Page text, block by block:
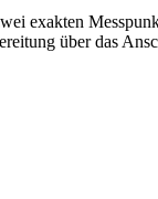
exakten
über das